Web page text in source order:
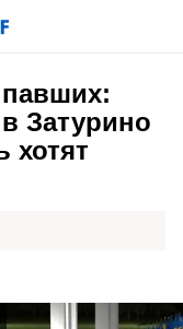
Затурино
хотят